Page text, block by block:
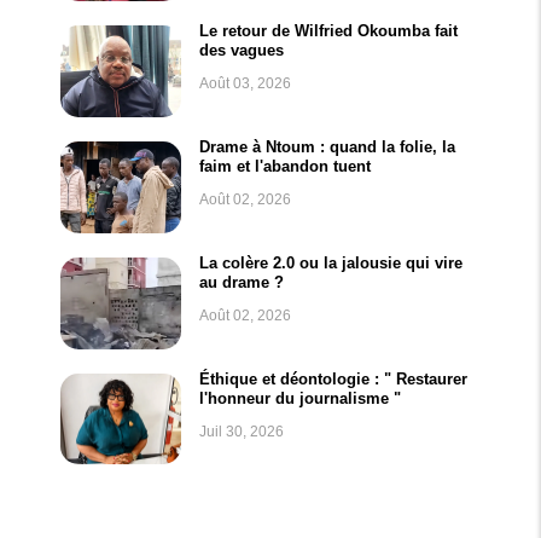
Le retour de Wilfried Okoumba fait
des vagues
Août 03, 2026
Drame à Ntoum : quand la folie, la
faim et l'abandon tuent
Août 02, 2026
La colère 2.0 ou la jalousie qui vire
au drame ?
Août 02, 2026
Éthique et déontologie : " Restaurer
l'honneur du journalisme "
Juil 30, 2026